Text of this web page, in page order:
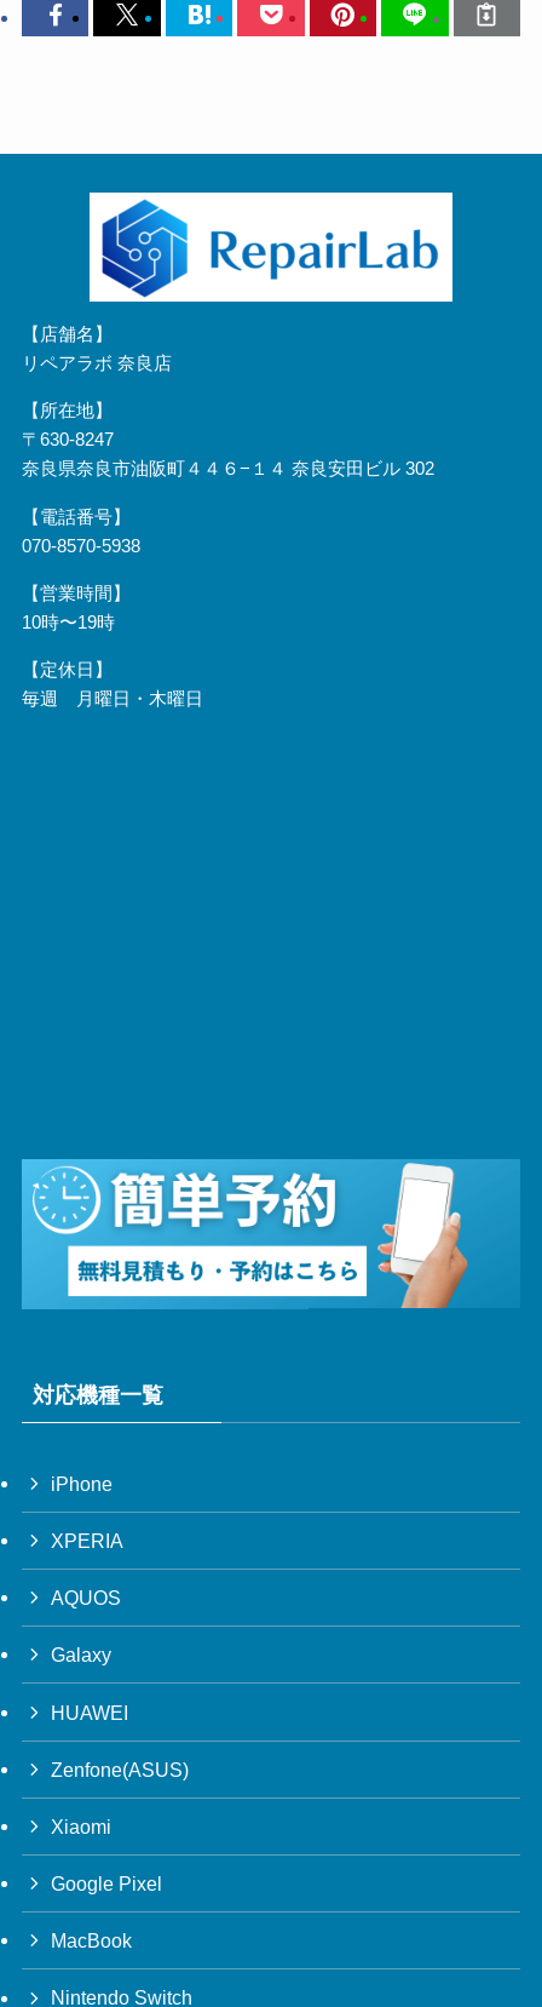
【店舗名】
リペアラボ 奈良店
【所在地】
〒630-8247
奈良県奈良市油阪町４４６−１４ 奈良安田ビル 302
【電話番号】
070-8570-5938
【営業時間】
10時〜19時
【定休日】
毎週 月曜日・木曜日
対応機種一覧
iPhone
XPERIA
AQUOS
Galaxy
HUAWEI
Zenfone(ASUS)
Xiaomi
Google Pixel
MacBook
Nintendo Switch